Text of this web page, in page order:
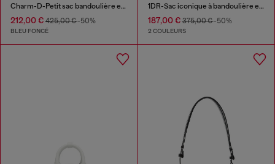
Charm-D-Petit sac bandoulière en denim matelassé
212,00 € 425,00 €-50%
BLEU FONCÉ
1DR-Sac iconique à bandoulière en TPU transparent
187,00 €375,00 €-50%
2 COULEURS